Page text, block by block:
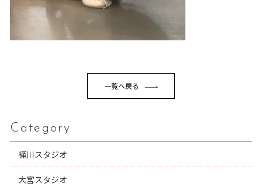
一覧へ戻る
Category
桶川スタジオ
大宮スタジオ